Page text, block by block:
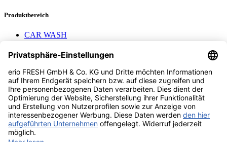
Produktbereich
CAR WASH
AEROTEC
Nayax Cashless
Pay with Me
Contact us
erio FRESH GmbH & Co. KG
Stader Landstr. 7
28719 Bremen